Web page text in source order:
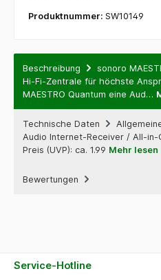
Produktnummer: SW10149
Beschreibung
sonoro
Hi-Fi-Zentrale für höchste
MAESTRO Quantum eine Aud…
Technische Daten
Audio Internet-Receiver / All-
Preis (UVP): ca. 1.99 Mehr lesen
Bewertungen
Service-Hotline